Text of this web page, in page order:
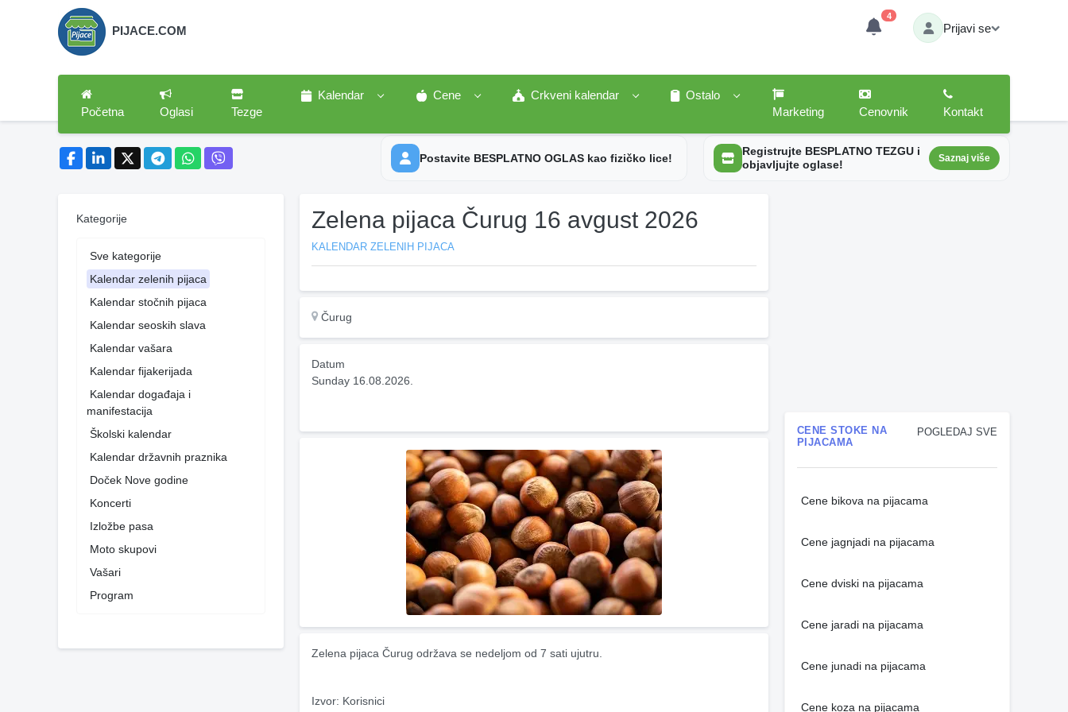
PIJACE.COM
4
Prijavi se
Početna Oglasi Tezge
Kalendar Cene Crkveni kalendar
Ostalo
Marketing
Cenovnik Kontakt
Postavite BESPLATNO OGLAS kao fizičko lice!
Registrujte BESPLATNO TEZGU i
objavljujte oglase!
Saznaj više
Kategorije
Sve kategorije
Kalendar zelenih pijaca
Kalendar stočnih pijaca
Kalendar seoskih slava
Kalendar vašara
Kalendar fijakerijada
Kalendar događaja i
manifestacija
Školski kalendar
Kalendar državnih praznika
Doček Nove godine
Koncerti
Izložbe pasa
Moto skupovi
Vašari
Program
Zelena pijaca Čurug 16 avgust 2026
KALENDAR ZELENIH PIJACA
Čurug
Datum
Sunday 16.08.2026.
Zelena pijaca Čurug održava se nedeljom od 7 sati ujutru.
Izvor: Korisnici
POGLEDAJ SVE
CENE STOKE NA
PIJACAMA
Cene bikova na pijacama
Cene jagnjadi na pijacama
Cene dviski na pijacama
Cene jaradi na pijacama
Cene junadi na pijacama
Cene koza na pijacama